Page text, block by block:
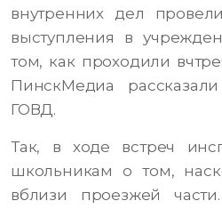
внутренних дел
выступления в
том, как проходили
ПинскМедиа
ГОВД.
Так, в ходе встреч
школьникам о том,
вблизи проезжей